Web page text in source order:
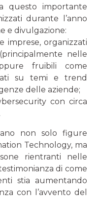
questo importante
durante l’anno
e divulgazione:
imprese, organizzati
nelle
fruibili come
su temi e trend
delle aziende;
con circa
non solo figure
Technology, ma
rientranti nelle
di come
stia aumentando
con l’avvento del